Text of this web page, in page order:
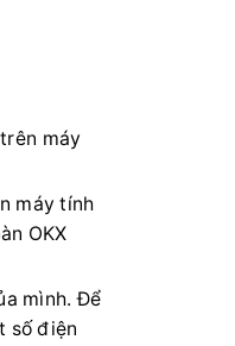
máy
máy tính
OKX
mình. Để
số điện